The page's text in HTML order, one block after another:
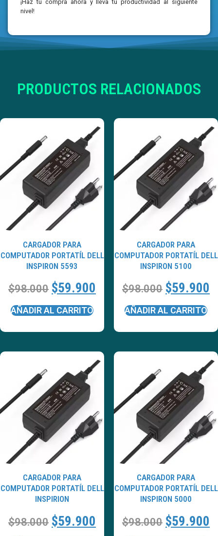
¡Haz tu compra ahora y lleva tu productividad al siguiente
nivel!
PRODUCTOS RELACIONADOS
CARGADOR PARA
COMPUTADOR PORTATÍL DELL
INSPIRON 5593
$98.000 $59.900
AÑADIR AL CARRITO
CARGADOR PARA
COMPUTADOR PORTATÍL DELL
INSPIRON 5100
$98.000 $59.900
AÑADIR AL CARRITO
CARGADOR PARA
COMPUTADOR PORTATÍL DELL
INSPIRION
$98.000 $59.900
CARGADOR PARA
COMPUTADOR PORTATÍL DELL
INSPIRON 5000
$98.000 $59.900